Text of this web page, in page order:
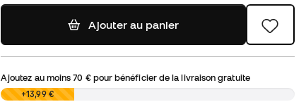
Ajouter au panier
Ajoutez au moins70 €pour bénéficier de la livraison gratuite
0,00 €+13,99 €